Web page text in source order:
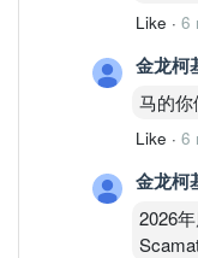
Like · 6
金龙柯
马的
Like · 6
金龙柯
2026